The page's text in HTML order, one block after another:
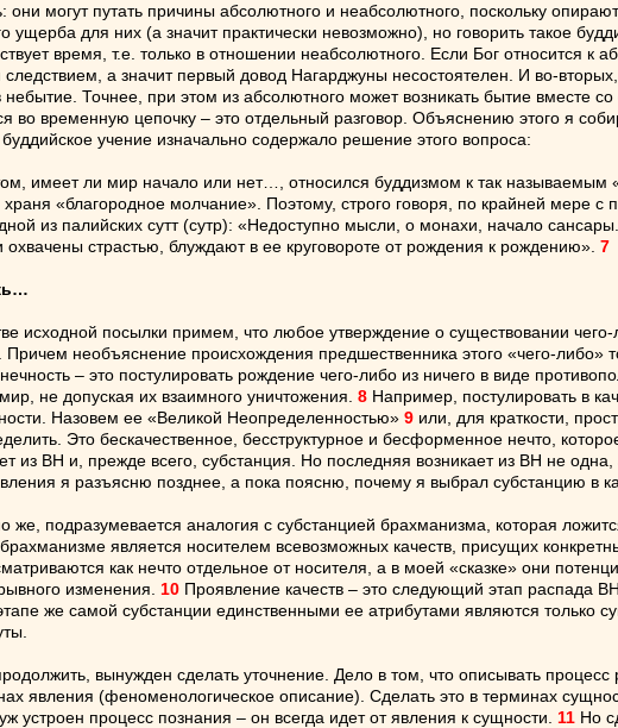
они могут путать причины абсолютного и неабсолютного, поскольку
ущерба для них (а значит практически невозможно), но говорить такое
время, т.е. только в отношении неабсолютного. Если Бог относится
а значит первый довод Нагарджуны несостоятелен. И во-
Точнее, при этом из абсолютного может возникать бытие вместе
во временную цепочку – это отдельный разговор. Объяснению этого я
буддийское учение изначально содержало решение этого вопроса:
имеет ли мир начало или нет…, относился буддизмом к так
храня «благородное молчание». Поэтому, строго говоря, по крайней мере
из палийских сутт (сутр): «Недоступно мысли, о монахи, начало
страстью, блуждают в ее круговороте от рождения к рождению». 7
исходной посылки примем, что любое утверждение о существовании
необъяснение происхождения предшественника этого «чего-либо»
– это постулировать рождение чего-либо из ничего в виде
не допуская их взаимного уничтожения. 8 Например, постулировать в
Назовем ее «Великой Неопределенностью» 9 или, для краткости,
Это бескачественное, бесструктурное и бесформенное нечто,
из ВН и, прежде всего, субстанция. Но последняя возникает из ВН не
я разъясню позднее, а пока поясню, почему я выбрал субстанцию в
же, подразумевается аналогия с субстанцией брахманизма, которая
является носителем всевозможных качеств, присущих
как нечто отдельное от носителя, а в моей «сказке» они
изменения. 10 Проявление качеств – это следующий этап распада
же самой субстанции единственными ее атрибутами являются только
вынужден сделать уточнение. Дело в том, что описывать
явления (феноменологическое описание). Сделать это в терминах
устроен процесс познания – он всегда идет от явления к сущности. 11 Но